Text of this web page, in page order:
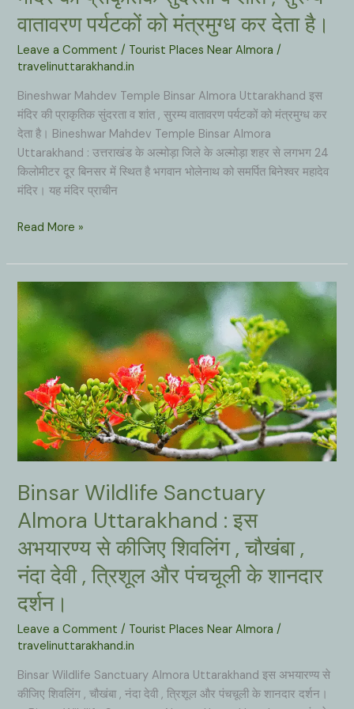
जगहें
जहाँ
कम
बजट
में
भी
खूब
मौज
–
मस्ती
जा
है।
वातावरण पर्यटकों को मंत्रमुग्ध कर देता है।
Leave a Comment / Tourist Places Near Almora /
travelinuttarakhand.in
Bineshwar Mahdev Temple Binsar Almora Uttarakhand इस
मंदिर की प्राकृतिक सुंदरता व शांत , सुरम्य वातावरण पर्यटकों को मंत्रमुग्ध कर
देता है। Bineshwar Mahdev Temple Binsar Almora
Uttarakhand : उत्तराखंड के अल्मोड़ा जिले के अल्मोड़ा शहर से लगभग 24
किलोमीटर दूर बिनसर में स्थित है भगवान भोलेनाथ को समर्पित बिनेश्वर महादेव
मंदिर। यह मंदिर प्राचीन
Bineshwar
Temple
Binsar
Almora
Uttarakhand
:
मंदिर
की
प्राकृतिक
सुंदरता
व
सुरम्य
वातावरण
पर्यटकों
को
मंत्रमुग्ध
कर
देता
है।
Read More »
Binsar Wildlife Sanctuary
Almora Uttarakhand : इस
अभयारण्य से कीजिए शिवलिंग , चौखंबा ,
नंदा देवी , त्रिशूल और पंचचूली के शानदार
दर्शन।
Leave a Comment / Tourist Places Near Almora /
travelinuttarakhand.in
Binsar Wildlife Sanctuary Almora Uttarakhand इस अभयारण्य से
कीजिए शिवलिंग , चौखंबा , नंदा देवी , त्रिशूल और पंचचूली के शानदार दर्शन।